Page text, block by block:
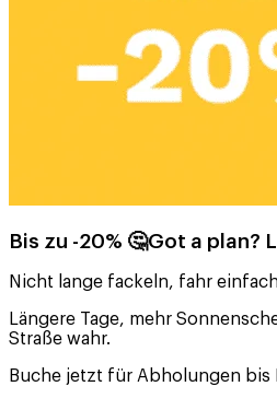
Bis zu -20% 🤔Got a plan?
Nicht lange fackeln, fahr
Längere Tage, mehr
Straße wahr.
Buche jetzt für Abholungen